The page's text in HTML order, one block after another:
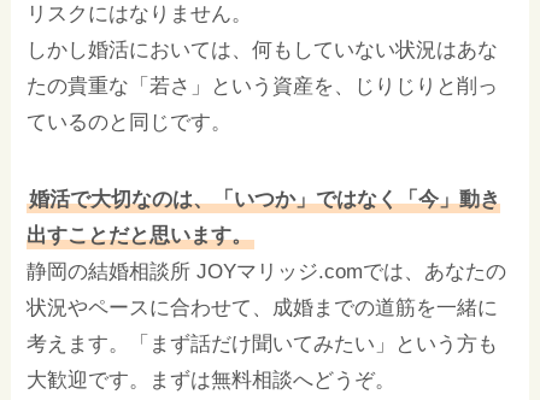
リスクにはなりません。
しかし婚活においては、何もしていない状況はあな
たの貴重な「若さ」という資産を、じりじりと削っ
ているのと同じです。
婚活で大切なのは、「いつか」ではなく「今」動き
出すことだと思います。
静岡の結婚相談所 JOYマリッジ.comでは、あなたの
状況やペースに合わせて、成婚までの道筋を一緒に
考えます。「まず話だけ聞いてみたい」という方も
大歓迎です。まずは無料相談へどうぞ。